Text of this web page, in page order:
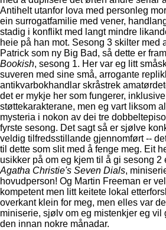
Antihelt utanfor lova med personleg
ein surrogatfamilie med vener,
stadig i konflikt med langt mindre
heie på han mot. Sesong 3 skilter med
Patrick som ny Big Bad, så dette er
Bookish, sesong 1. Her var eg litt
suveren med sine små, arrogante
antikvarbokhandlar skråstrek
det er mykje her som fungerer,
støttekarakterane, men eg vart liksom
mysteria i nokon av dei tre
fyrste sesong. Det sagt så er sjølve
veldig tilfredsstillande gjennomført --
til dette som slit med å fenge meg. Eit
usikker på om eg kjem til å gi sesong 2
Agatha Christie's Seven Dials,
hovudperson! Og Martin Freeman er
kompetent men litt keitete lokal
overkant klein for meg, men elles var
miniserie, sjølv om eg mistenkjer eg vil
den innan nokre månadar.